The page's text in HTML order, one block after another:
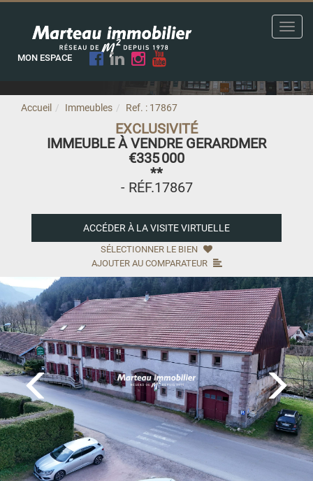
MON ESPACE
Accueil Immeubles Ref. : 17867
EXCLUSIVITÉ
IMMEUBLE À VENDRE GERARDMER
€335 000
**
- RÉF.17867
ACCÉDER À LA VISITE VIRTUELLE
SÉLECTIONNER LE BIEN
AJOUTER AU COMPARATEUR